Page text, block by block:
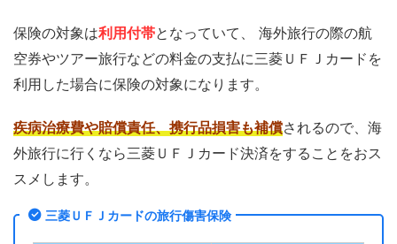
保険の対象は利用付帯となっていて、 海外旅行の際の航
空券やツアー旅行などの料金の支払に三菱ＵＦＪカードを
利用した場合に保険の対象になります。
疾病治療費や賠償責任、携行品損害も補償されるので、海
外旅行に行くなら三菱ＵＦＪカード決済をすることをおス
スメします。
三菱ＵＦＪカードの旅行傷害保険